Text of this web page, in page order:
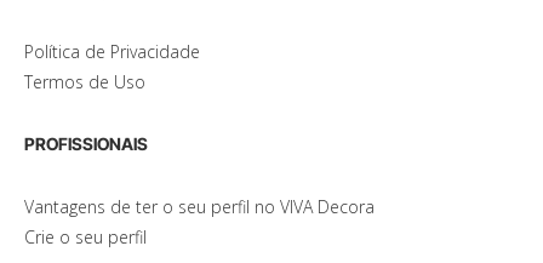
Política de Privacidade
Termos de Uso
PROFISSIONAIS
Vantagens de ter o seu perfil no VIVA Decora
Crie o seu perfil